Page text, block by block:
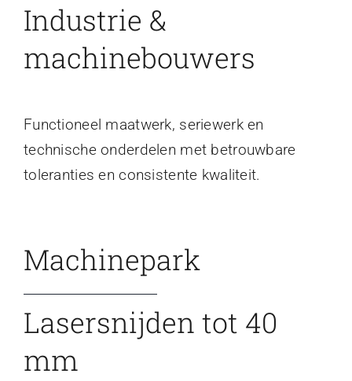
Industrie &
machinebouwers
Functioneel maatwerk, seriewerk en
technische onderdelen met betrouwbare
toleranties en consistente kwaliteit.
Machinepark
Lasersnijden tot 40
mm